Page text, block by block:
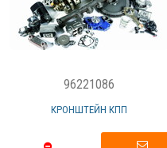
96221086
КРОНШТЕЙН КПП